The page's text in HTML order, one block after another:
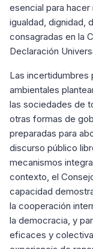
esencial para
igualdad, dignidad,
consagradas en la
Declaración
Las
ambientales
las sociedades de
otras formas de
preparadas para
discurso público
mecanismos
contexto, el
capacidad
la cooperación
la democracia, y
eficaces y